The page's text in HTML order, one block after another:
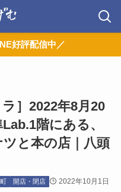
好評配信中／
ラ］2022年8月20
階にある、
と本の店｜八頭
開店・閉店 2022年10月1日